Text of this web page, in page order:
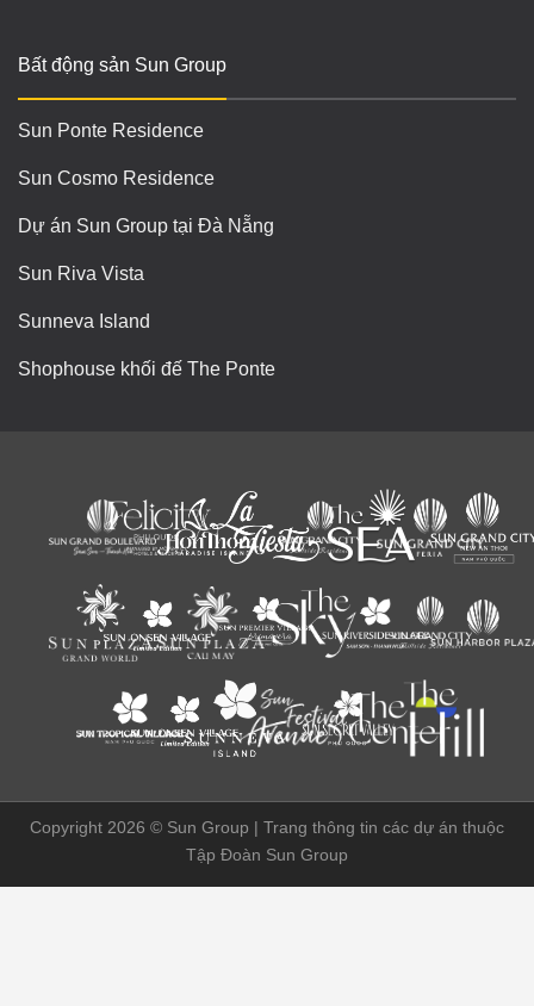
Bất động sản Sun Group
Sun Ponte Residence
Sun Cosmo Residence
Dự án Sun Group tại Đà Nẵng
Sun Riva Vista
Sunneva Island
Shophouse khối đế The Ponte
Copyright 2026 © Sun Group | Trang thông tin các dự án thuộc
Tập Đoàn Sun Group